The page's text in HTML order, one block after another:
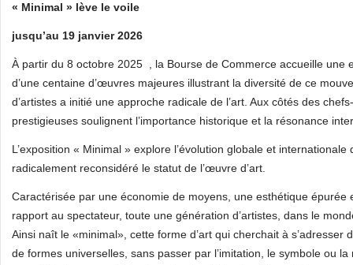
« Minimal » lève le voile
jusqu’au 19 janvier 2026
À partir du 8 octobre 2025 , la Bourse de Commerce accueille une
d’une centaine d’œuvres majeures illustrant la diversité de ce
d’artistes a initié une approche radicale de l’art. Aux côtés des
prestigieuses soulignent l’importance historique et la résonance
L’exposition « Minimal » explore l’évolution globale et
radicalement reconsidéré le statut de l’œuvre d’art.
Caractérisée par une économie de moyens, une esthétique
rapport au spectateur, toute une génération d’artistes, dans le
Ainsi naît le «minimal», cette forme d’art qui cherchait à
de formes universelles, sans passer par l’imitation, le symbole ou